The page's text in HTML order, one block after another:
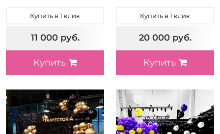
Купить в 1 клик
11 000 руб.
Купить
Купить в 1 клик
20 000 руб.
Купить